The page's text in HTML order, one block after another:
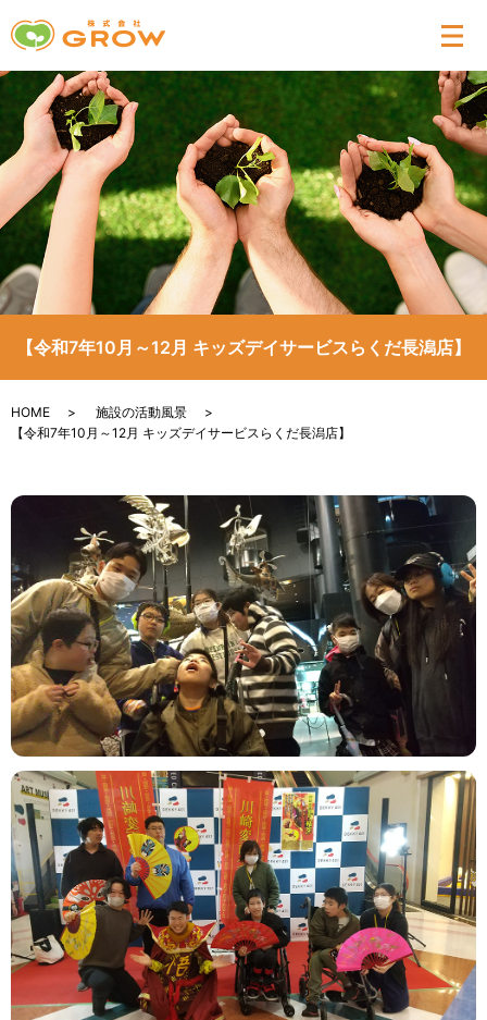
メ
【令和7年10月～12月 キッズデイサービスらくだ長潟店】
HOME
施設の活動風景
【令和7年10月～12月 キッズデイサービスらくだ長潟店】